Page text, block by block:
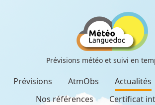
Prévisions météo et suivi en
Prévisions AtmObs Actualités
Nos références
Certificat